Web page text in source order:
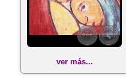
ver más...